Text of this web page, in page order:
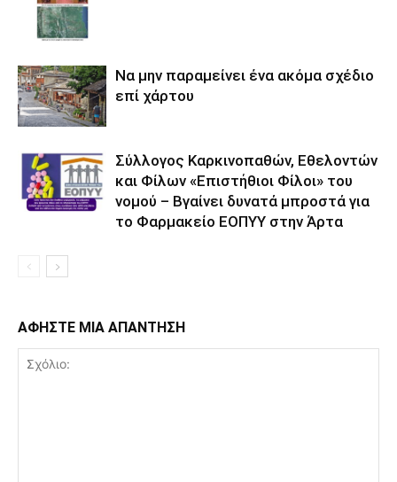
Να μην παραμείνει ένα ακόμα σχέδιο
επί χάρτου
Σύλλογος Καρκινοπαθών, Εθελοντών
και Φίλων «Επιστήθιοι Φίλοι» του
νομού – Βγαίνει δυνατά μπροστά για
το Φαρμακείο ΕΟΠΥΥ στην Άρτα
ΑΦΗΣΤΕ ΜΙΑ ΑΠΑΝΤΗΣΗ